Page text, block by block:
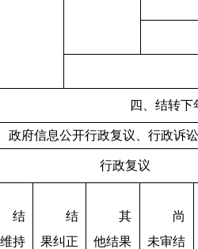
四、结转下
政府信息公开行政复议、行政诉
行政复议
结
持
结
果纠正
其
他结果
尚
未审结